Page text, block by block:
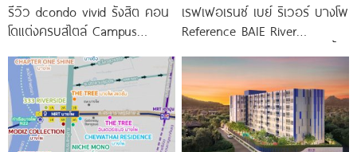
รีวิว dcondo vivid รังสิต คอน
โดแต่งครบสไตล์ Campus
พร้อมรับ-ส่ง
เรฟเฟอเรนซ์ เบย์ ริเวอร์ บางโพ
Reference BAIE River
จาก